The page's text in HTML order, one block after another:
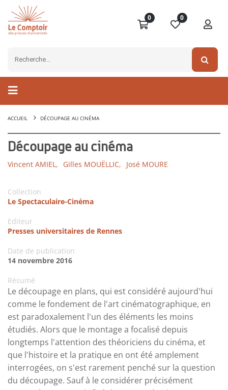
0 0
ACCUEIL DÉCOUPAGE AU CINÉMA
Découpage au cinéma
Vincent AMIEL, Gilles MOUËLLIC, José MOURE
Collection
Le Spectaculaire-Cinéma
Editeur
Presses universitaires de Rennes
Date de publication
14 novembre 2016
Résumé
Le découpage en plans, qui est considéré aujourd'hui
comme le fondement de l'art cinématographique, en
est paradoxalement l'un des éléments les moins
étudiés. Alors que le montage a focalisé depuis
longtemps l'attention des théoriciens du cinéma, et
que l'histoire et la pratique en ont été amplement
interrogées, on s'est rarement penché sur la question
du découpage. Sauf à le considérer précisément